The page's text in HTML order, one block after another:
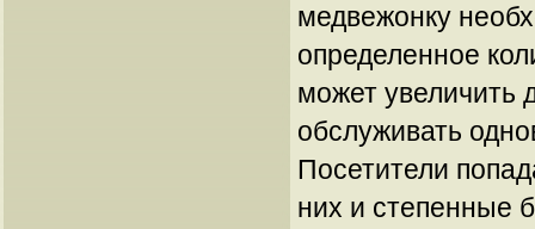
медвежонку
определенное
может увеличить
обслуживать
Посетители
них и степенные